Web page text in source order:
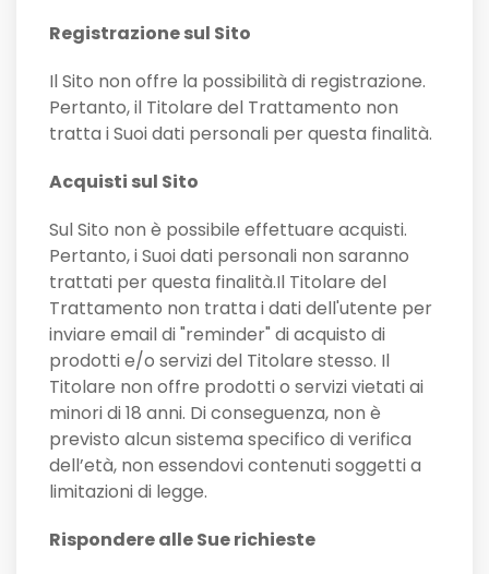
Registrazione sul Sito
Il Sito non offre la possibilità di registrazione.
Pertanto, il Titolare del Trattamento non
tratta i Suoi dati personali per questa finalità.
Acquisti sul Sito
Sul Sito non è possibile effettuare acquisti.
Pertanto, i Suoi dati personali non saranno
trattati per questa finalità.Il Titolare del
Trattamento non tratta i dati dell'utente per
inviare email di "reminder" di acquisto di
prodotti e/o servizi del Titolare stesso. Il
Titolare non offre prodotti o servizi vietati ai
minori di 18 anni. Di conseguenza, non è
previsto alcun sistema specifico di verifica
dell’età, non essendovi contenuti soggetti a
limitazioni di legge.
Rispondere alle Sue richieste